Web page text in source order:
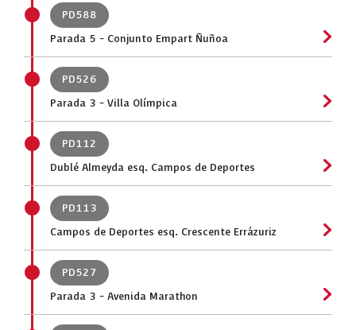
PD588
Parada 5 - Conjunto Empart Ñuñoa
PD526
Parada 3 - Villa Olímpica
PD112
Dublé Almeyda esq. Campos de Deportes
PD113
Campos de Deportes esq. Crescente Errázuriz
PD527
Parada 3 - Avenida Marathon